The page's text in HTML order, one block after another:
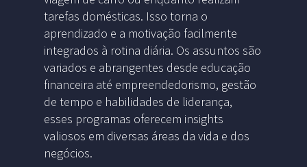
tarefas domésticas. Isso torna o
aprendizado e a motivação facilmente
integrados à rotina diária. Os assuntos são
variados e abrangentes desde educação
financeira até empreendedorismo, gestão
de tempo e habilidades de liderança,
esses programas oferecem insights
valiosos em diversas áreas da vida e dos
negócios.